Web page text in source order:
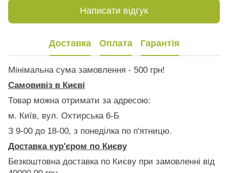
Написати відгук
Доставка Оплата Гарантія
Мінімальна сума замовлення - 500 грн!
Самовивіз в Києві
Товар можна отримати за адресою:
м. Київ, вул. Охтирська 6-Б
З 9-00 до 18-00, з понеділка по п'ятницю.
Доставка кур'єром по Києву
Безкоштовна доставка по Києву при замовленні від